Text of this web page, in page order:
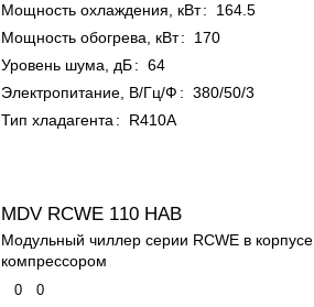
Мощность охлаждения, кВт:
164.5
Мощность обогрева, кВт:
170
Уровень шума, дБ: 64
Электропитание, В/Гц/Ф : 380/50/3
Тип хладагента : R410A
MDV RCWE 110 HAB
Модульный чиллер серии RCWE в
компрессором
0 0